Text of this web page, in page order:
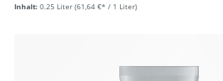
Inhalt: 0.25 Liter (61,64 €* / 1 Liter)